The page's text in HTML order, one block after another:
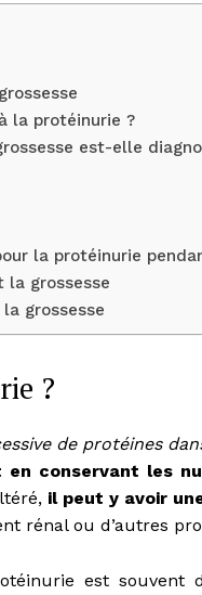
la protéinurie ?
est-elle
la protéinurie
la grossesse
grossesse
?
de protéines
conservant les
il peut y avoir
rénal ou d’autres
est souvent